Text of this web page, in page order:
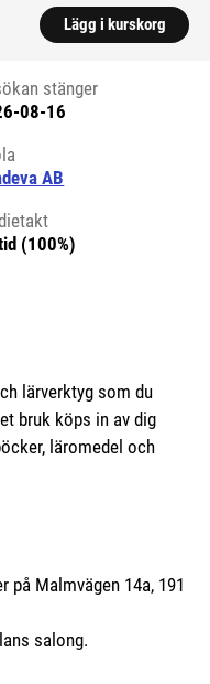
Lägg i kurskorg
stänger
08-16
AB
(100%)
lärverktyg som du
bruk köps in av dig
läromedel och
på Malmvägen 14a, 191
salong.